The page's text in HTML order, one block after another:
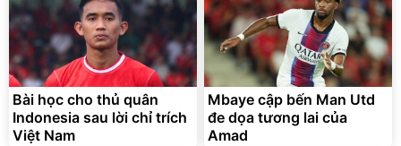
Bài học cho thủ quân
Indonesia sau lời chỉ trích
Việt Nam
Mbaye cập bến Man Utd
đe dọa tương lai của
Amad